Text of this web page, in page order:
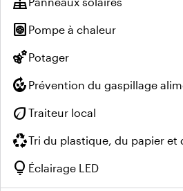
heat_pump Pompe à chaleur
emoji_naturePotager
compost Prévention du gaspillage
eco Traiteur local
recyclingTri du plastique, du papier et
lightbulb Éclairage LED